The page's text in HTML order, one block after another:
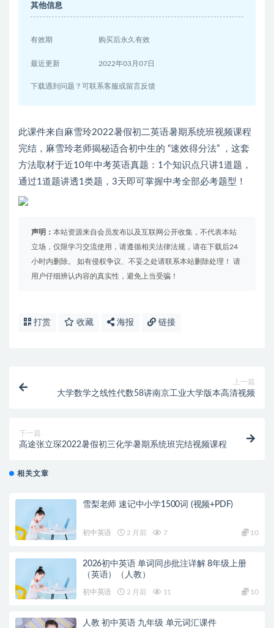
其他信息
有效期 购买后永久有效
最近更新 2022年03月07日
下载遇到问题？可联系客服或留言反馈
此课件来自麻雪玲2022暑假初二英语暑期系统班视频课程
完结，麻雪玲老师揭秘适合初中生的 “速效得分法” ，这套
方法取材于近10年中考英语真题：1个知识点只讲1道题，
通过1道题讲透1类题，3天即可掌握中考全部必考题型！
声明： 本站资源来自会员发布以及互联网公开收集，不代表本站
立场，仅限学习交流使用，请遵循相关法律法规，请在下载后24
小时内删除。 如有侵权争议、不妥之处请联系本站删除处理！ 请
用户仔细辨认内容的真实性，避免上当受骗！
打赏 收藏 海报 链接
上一篇
大学数学之线性代数58讲南京工业大学版本高清视频
下一篇
高途张立琛2022暑假初三化学暑期系统班完结视频课程
相关文章
雪梨老师 速记中小学1500词 (视频+PDF)
初中英语 2 月前 7 10
2026初中英语 单词同步批注详解 8年级上册
（英语）（人教）
初中英语 2 月前 11 10
人教 初中英语 九年级 单元词汇课件